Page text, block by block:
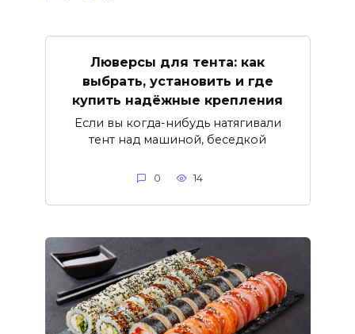
Люверсы для тента: как
выбрать, установить и где
купить надёжные крепления
Если вы когда-нибудь натягивали
тент над машиной, беседкой
0 14